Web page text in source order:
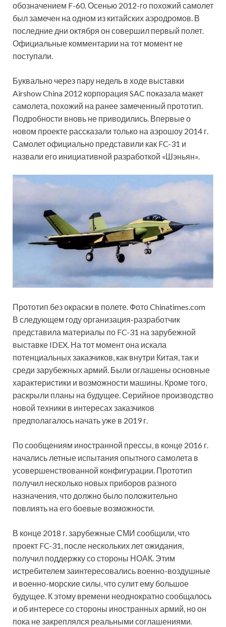
обозначением F-60. Осенью 2012-го похожий самолет
был замечен на одном из китайских аэродромов. В
последние дни октября он совершил первый полет.
Официальные комментарии на тот момент не
поступали.
Буквально через пару недель в ходе выставки
Airshow China 2012 корпорация SAC показала макет
самолета, похожий на ранее замеченный прототип.
Подробности вновь не приводились. Впервые о
новом проекте рассказали только на аэрошоу 2014 г.
Самолет официально представили как FC-31 и
назвали его инициативной разработкой «Шэньян».
Прототип без окраски в полете. Фото Chinatimes.com
В следующем году организация-разработчик
представила материалы по FC-31 на зарубежной
выставке IDEX. На тот момент она искала
потенциальных заказчиков, как внутри Китая, так и
среди зарубежных армий. Были оглашены основные
характеристики и возможности машины. Кроме того,
раскрыли планы на будущее. Серийное производство
новой техники в интересах заказчиков
предполагалось начать уже в 2019 г.
По сообщениям иностранной прессы, в конце 2016 г.
начались летные испытания опытного самолета в
усовершенствованной конфигурации. Прототип
получил несколько новых приборов разного
назначения, что должно было положительно
повлиять на его боевые возможности.
В конце 2018 г. зарубежные СМИ сообщили, что
проект FC-31, после нескольких лет ожидания,
получил поддержку со стороны НОАК. Этим
истребителем заинтересовались военно-воздушные
и военно-морские силы, что сулит ему большое
будущее. К этому времени неоднократно сообщалось
и об интересе со стороны иностранных армий, но он
пока не закреплялся реальными соглашениями.